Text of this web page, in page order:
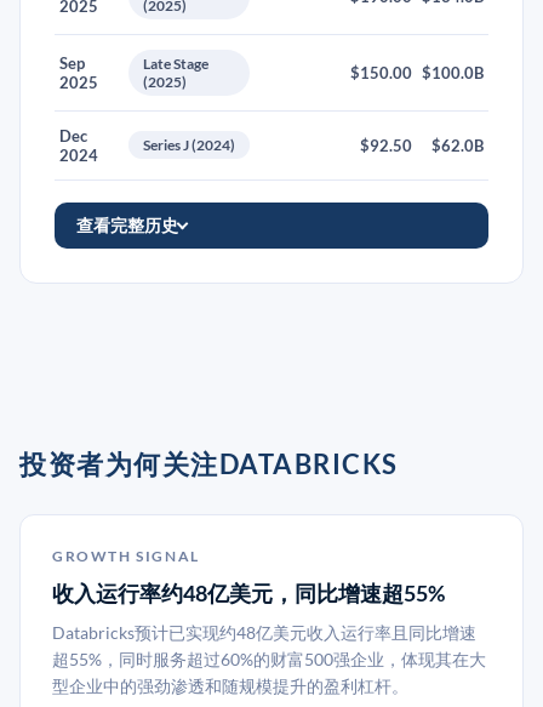
2025
(2025)
Sep
2025
Late Stage
(2025)
$150.00 $100.0B
Dec
2024
Series J (2024) $92.50 $62.0B
查看完整历史
投资者为何关注DATABRICKS
GROWTH SIGNAL
收入运行率约48亿美元，同比增速超55%
Databricks预计已实现约48亿美元收入运行率且同比增速
超55%，同时服务超过60%的财富500强企业，体现其在大
型企业中的强劲渗透和随规模提升的盈利杠杆。